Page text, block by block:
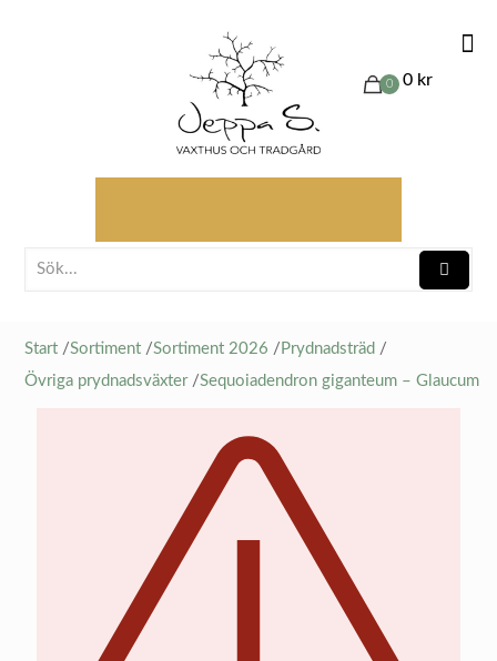
0 0 kr
Start /Sortiment /Sortiment 2026 / Prydnadsträd /
Övriga prydnadsväxter /Sequoiadendron giganteum – Glaucum